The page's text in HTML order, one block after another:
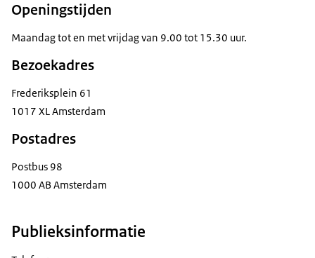
Openingstijden
Maandag tot en met vrijdag van 9.00 tot 15.30 uur.
Bezoekadres
Frederiksplein 61
1017 XL Amsterdam
Postadres
Postbus 98
1000 AB Amsterdam
Publieksinformatie